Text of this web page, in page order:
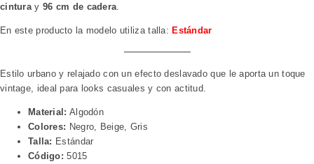
cintura y 96 cm de cadera
En este producto la modelo utiliza talla:Estándar
Estilo urbano y relajado con un efecto deslavado que le aporta un toque
vintage, ideal para looks casuales y con actitud.
Material: Algodón
Colores: Negro, Beige, Gris
Talla: Estándar
Código: 5015